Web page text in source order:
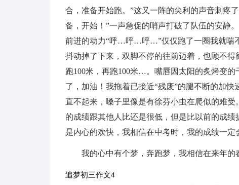
合，准备开始跑。”这又一阵的尖利的声音刺疼
备，开始！”一声急促的哨声打破了队伍的安静
前进的动力“呼…呼…呼…”仅仅跑了一圈我就喘
抖动掉了下来，双脚不停的往前迈着，也顾不
跑100米，再跑100米…。嘴唇因太阳的炙烤变
了，加油！我拖着已接近“残废”的腿不断的加
直不起来，嗓子里像是有徐芬小虫在爬似的难
的成绩跟其他人比还是很低，但是比以前的成
是内心的欢快，我相信在中考时，我的成绩一定
我的心中有个梦，奔跑梦，我相信在来年的
追梦初三作文4